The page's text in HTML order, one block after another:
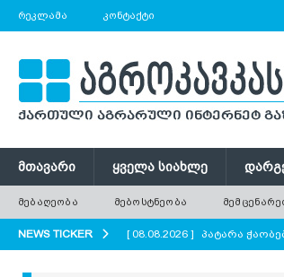
ᲠᲔᲙᲚᲐᲛᲐ ᲙᲝᲜᲢᲐᲥᲢᲘ
ᲛᲗᲐᲕᲐᲠᲘ ᲧᲕᲔᲚᲐ ᲡᲘᲐᲮᲚᲔ
ᲛᲔᲑᲐᲦᲔᲝᲑᲐ ᲛᲔᲑᲝᲡᲢᲜᲔᲝᲑᲐ
NEWS TICKER [ 08.08.2026 ] პატარა